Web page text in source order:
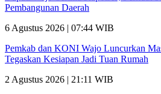
Pembangunan Daerah
6 Agustus 2026 | 07:44 WIB
Pemkab dan KONI Wajo Luncurkan
Tegaskan Kesiapan Jadi Tuan Rumah
2 Agustus 2026 | 21:11 WIB